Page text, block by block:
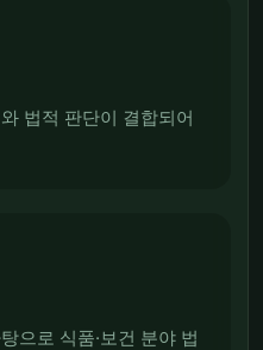
법적 판단이 결합되어
으로 식품·보건 분야 법